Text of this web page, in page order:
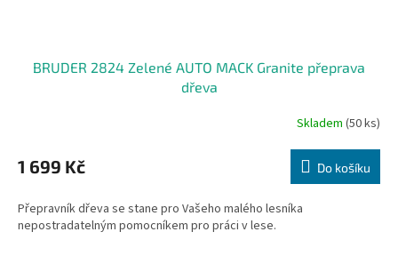
BRUDER 2824 Zelené AUTO MACK Granite přeprava
dřeva
Skladem (50 ks)
1 699 Kč Do košíku
Přepravník dřeva se stane pro Vašeho malého lesníka
nepostradatelným pomocníkem pro práci v lese.